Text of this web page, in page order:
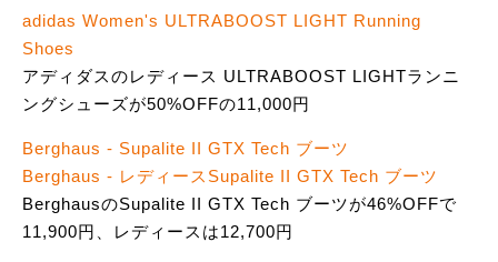
adidas Women's ULTRABOOST LIGHT Running
Shoes
アディダスのレディース ULTRABOOST LIGHTランニ
ングシューズが50%OFFの11,000円
Berghaus - Supalite II GTX Tech ブーツ
Berghaus - レディースSupalite II GTX Tech ブーツ
BerghausのSupalite II GTX Tech ブーツが46%OFFで
11,900円、レディースは12,700円